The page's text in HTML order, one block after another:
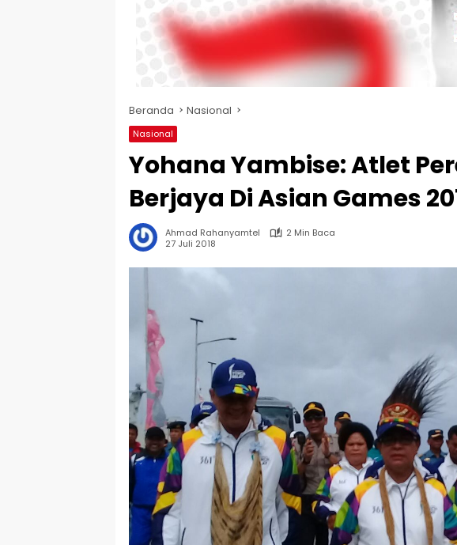
Beranda Nasional
Nasional
Yohana Yambise: Atlet
Berjaya Di Asian Games
Ahmad Rahanyamtel
2 Min Baca
27 Juli 2018